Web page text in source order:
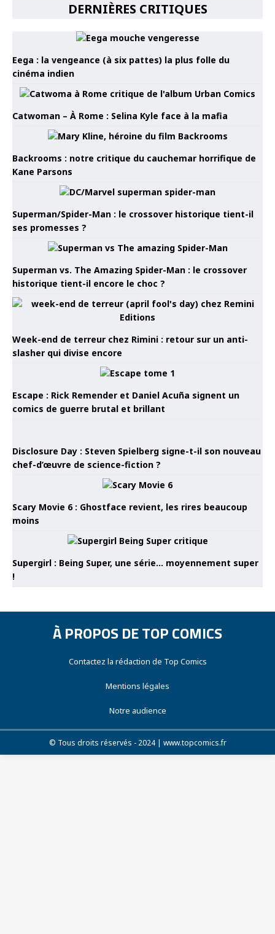
DERNIÈRES CRITIQUES
Eega : la vengeance (à six pattes) la plus folle du
cinéma indien
Catwoman – À Rome : Selina Kyle face à la mafia
Backrooms : notre critique du cauchemar horrifique de
Kane Parsons
Superman/Spider-Man : le crossover historique tient-il
ses promesses ?
Superman vs. The Amazing Spider-Man : le crossover
historique tient-il encore le choc ?
Week-end de terreur chez Rimini : retour sur un anti-
slasher qui divise encore
Escape : Rick Remender et Daniel Acuña signent un
comics de guerre brutal et brillant
Disclosure Day : Steven Spielberg signe-t-il son nouveau
chef-d’œuvre de science-fiction ?
Scary Movie 6 : Ghostface revient, les rires beaucoup
moins
Supergirl : Being Super, une série… moyennement super
!
À PROPOS DE TOP COMICS
Contactez la rédaction de Top Comics
Mentions légales
Notre audience
© Tous droits réservés - 2024 | www.topcomics.fr